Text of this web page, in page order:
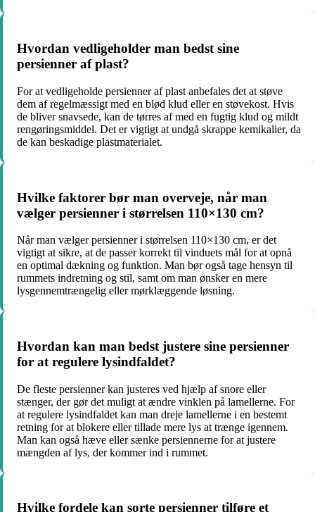
Hvordan vedligeholder man bedst sine
persienner af plast?
For at vedligeholde persienner af plast anbefales det at støve
dem af regelmæssigt med en blød klud eller en støvekost. Hvis
de bliver snavsede, kan de tørres af med en fugtig klud og mildt
rengøringsmiddel. Det er vigtigt at undgå skrappe kemikalier, da
de kan beskadige plastmaterialet.
Hvilke faktorer bør man overveje, når man
vælger persienner i størrelsen 110×130 cm?
Når man vælger persienner i størrelsen 110×130 cm, er det
vigtigt at sikre, at de passer korrekt til vinduets mål for at opnå
en optimal dækning og funktion. Man bør også tage hensyn til
rummets indretning og stil, samt om man ønsker en mere
lysgennemtrængelig eller mørklæggende løsning.
Hvordan kan man bedst justere sine persienner
for at regulere lysindfaldet?
De fleste persienner kan justeres ved hjælp af snore eller
stænger, der gør det muligt at ændre vinklen på lamellerne. For
at regulere lysindfaldet kan man dreje lamellerne i en bestemt
retning for at blokere eller tillade mere lys at trænge igennem.
Man kan også hæve eller sænke persiennerne for at justere
mængden af lys, der kommer ind i rummet.
Hvilke fordele kan sorte persienner tilføre et